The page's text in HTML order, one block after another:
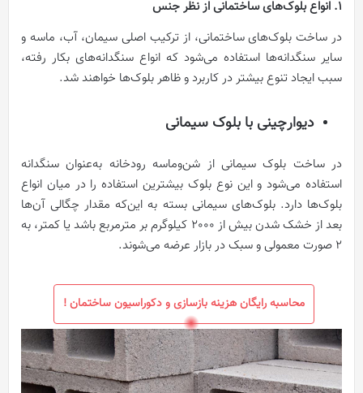
1. انواع بلوک‌های ساختمانی از نظر جنس
در ساخت بلوک‌های ساختمانی، از ترکیب اصلی سیمان، آب، ماسه و
سایر سنگدانه‌ها استفاده می‌شود که انواع سنگدانه‌های بکار رفته،
سبب ایجاد تنوع بیشتر در کاربرد و ظاهر بلوک‌ها خواهند شد.
دیوارچینی با بلوک سیمانی
در ساخت بلوک سیمانی از شن‌و‌ماسه رودخانه به‌عنوان سنگدانه
استفاده می‌شود و این نوع بلوک بیشترین استفاده را در میان انواع
بلوک‌ها دارد. بلوک‌های سیمانی بسته به این‌که مقدار چگالی آن‌ها
بعد از خشک شدن بیش از 2000 کیلوگرم بر متر‌مربع باشد یا کمتر، به
2 صورت معمولی و سبک در بازار عرضه می‌شوند.
محاسبه رایگان هزینه بازسازی و دکوراسیون ساختمان !